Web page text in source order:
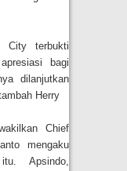
City terbukti
bagi
dilanjutkan
Herry
Chief
mengaku
Apsindo,